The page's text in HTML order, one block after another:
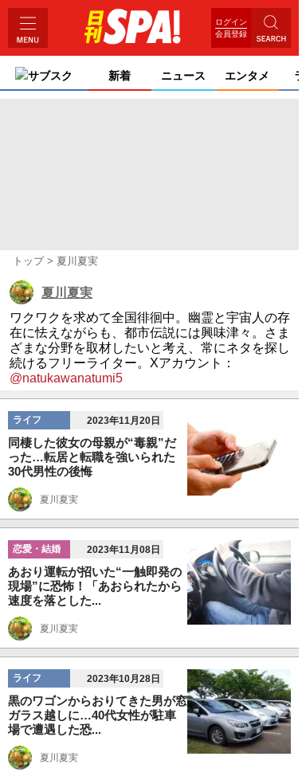
ログイン
会員登録
サブスク 新着 ニュース エンタメ
トップ 夏川夏実
夏川夏実
ワクワクを求めて全国徘徊中。幽霊と宇宙人の存
在に怯えながらも、都市伝説には興味津々。さま
ざまな分野を取材したいと考え、常にネタを探し
続けるフリーライター。Xアカウント：
@natukawanatumi5
ライフ 2023年11月20日
同棲した彼女の母親が“毒親”だ
った…転居と転職を強いられた
30代男性の後悔
夏川夏実
恋愛・結婚 2023年11月08日
あおり運転が招いた“一触即発の
現場”に恐怖！「あおられたから
速度を落とした...
夏川夏実
ライフ 2023年10月28日
黒のワゴンからおりてきた男が窓
ガラス越しに…40代女性が駐車
場で遭遇した恐...
夏川夏実